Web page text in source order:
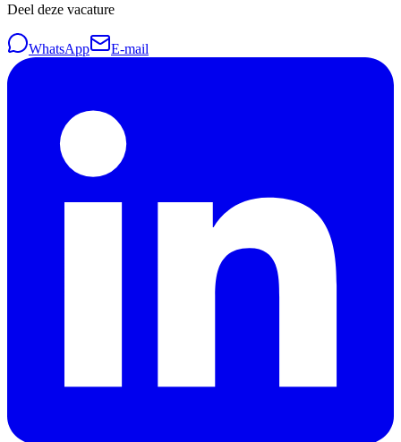
Deel deze vacature
WhatsApp E-mail